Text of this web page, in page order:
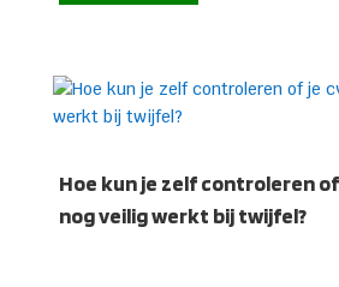
Hoe kun je zelf controleren
nog veilig werkt bij twijfel?